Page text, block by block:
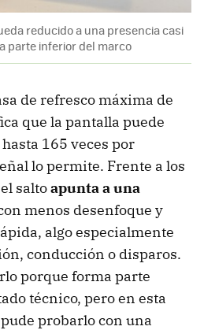
reducido a una presencia casi
parte inferior del marco
de refresco máxima de
que la pantalla puede
165 veces por
lo permite. Frente a los
saltoapunta a una
menos desenfoque y
algo especialmente
conducción o disparos.
porque forma parte
técnico, pero en esta
probarlo con una